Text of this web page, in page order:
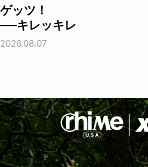
ゲッツ！
──キレッキレ
2026.08.07